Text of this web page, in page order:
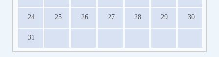
24 25 26 27 28 29 30
31